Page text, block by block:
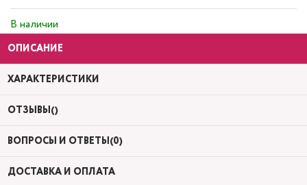
В наличии
ОПИСАНИЕ
ХАРАКТЕРИСТИКИ
ОТЗЫВЫ()
ВОПРОСЫ И ОТВЕТЫ(0)
ДОСТАВКА И ОПЛАТА